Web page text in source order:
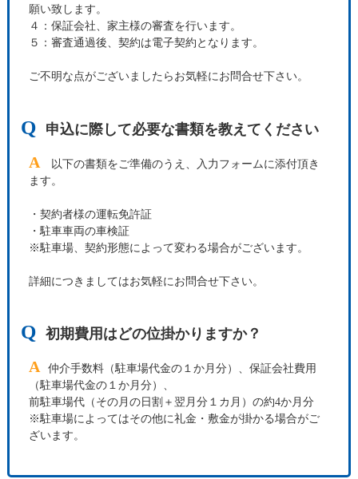
願い致します。
４：保証会社、家主様の審査を行います。
５：審査通過後、契約は電子契約となります。
ご不明な点がございましたらお気軽にお問合せ下さい。
Q 申込に際して必要な書類を教えてください
A
以下の書類をご準備のうえ、入力フォームに添付頂き
ます。
・契約者様の運転免許証
・駐車車両の車検証
※駐車場、契約形態によって変わる場合がございます。
詳細につきましてはお気軽にお問合せ下さい。
Q 初期費用はどの位掛かりますか？
A
仲介手数料（駐車場代金の１か月分）、保証会社費用
（駐車場代金の１か月分）、
前駐車場代（その月の日割＋翌月分１カ月）の約4か月分
※駐車場によってはその他に礼金・敷金が掛かる場合がご
ざいます。